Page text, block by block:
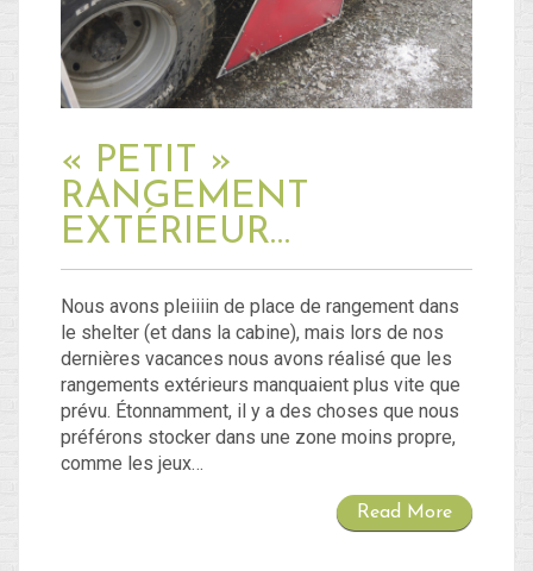
Blog
Connexion
Flux des publications
Site de WordPress-FR
« PETIT »
RANGEMENT
EXTÉRIEUR…
Nous avons pleiiiin de place de rangement dans
le shelter (et dans la cabine), mais lors de nos
dernières vacances nous avons réalisé que les
rangements extérieurs manquaient plus vite que
prévu. Étonnamment, il y a des choses que nous
préférons stocker dans une zone moins propre,
comme les jeux…
Read More